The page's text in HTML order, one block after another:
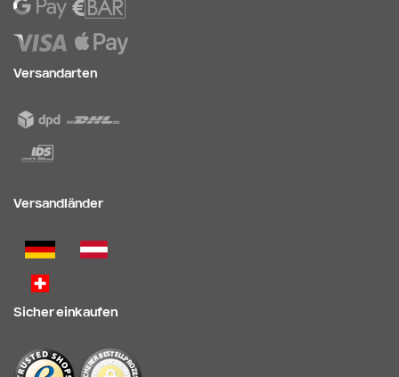
Versandarten
Versandländer
Sicher einkaufen